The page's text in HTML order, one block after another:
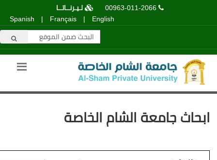
00963-011-2066
لـيـرنــاتــا
Français
|
Spanish
الشام الخاصة